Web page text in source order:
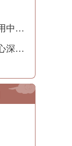
妇女梦见找猫，周公解梦用中文解读
梦见别人刷牙：揭示你内心深处的隐秘